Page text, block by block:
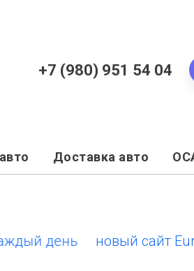
+7 (980) 951 54 04
Доставка авто
день новый сайт